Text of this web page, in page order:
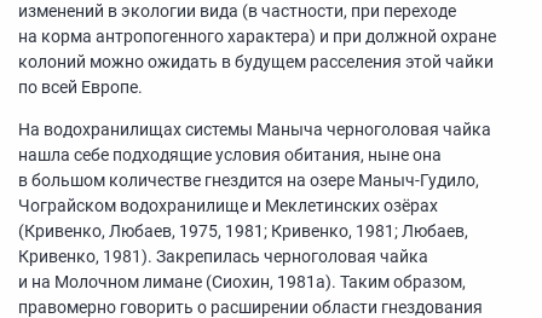
изменений в экологии вида (в частности, при переходе
на корма антропогенного характера) и при должной охране
колоний можно ожидать в будущем расселения этой чайки
по всей Европе.
На водохранилищах системы Маныча черноголовая чайка
нашла себе подходящие условия обитания, ныне она
в большом количестве гнездится на озере Маныч-Гудило,
Чограйском водохранилище и Меклетинских озёрах
(Кривенко, Любаев, 1975, 1981; Кривенко, 1981; Любаев,
Кривенко, 1981). Закрепилась черноголовая чайка
и на Молочном лимане (Сиохин, 1981а). Таким образом,
правомерно говорить о расширении области гнездования